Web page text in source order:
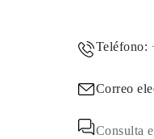
Teléfono:
Correo
Consulta